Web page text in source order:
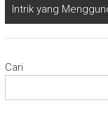
Intrik yang
Cari